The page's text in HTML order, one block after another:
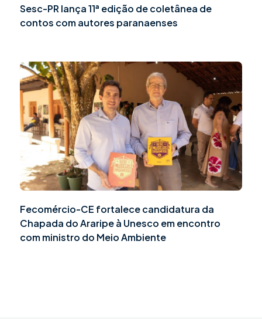
Sesc-PR lança 11ª edição de coletânea de
contos com autores paranaenses
Fecomércio-CE fortalece candidatura da
Chapada do Araripe à Unesco em encontro
com ministro do Meio Ambiente